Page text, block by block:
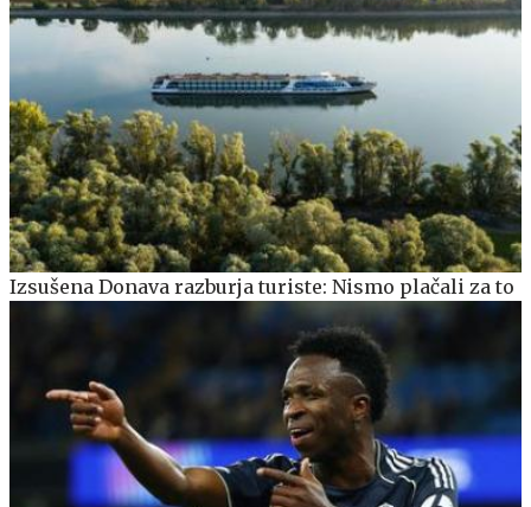
Izsušena Donava razburja turiste: Nismo plačali za to